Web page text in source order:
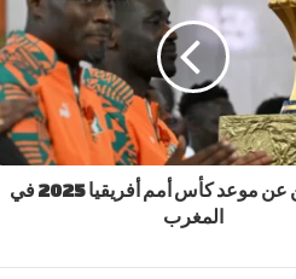
الكاف يعلن عن موعد كأس أمم أفريقيا 2025 في
المغرب